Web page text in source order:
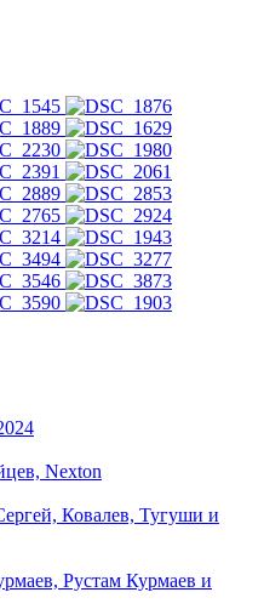
Nexton
Ковалев, Тугуши и
Рустам Курмаев и